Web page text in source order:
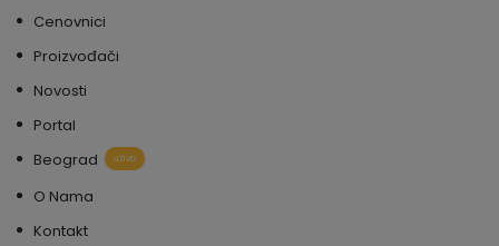
Cenovnici
Proizvođači
Novosti
Portal
Beograd
uživo
O Nama
Kontakt